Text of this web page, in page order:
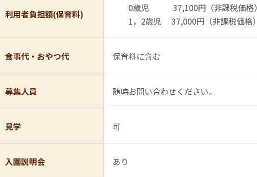
利用者負担額(保育料)
0歳児 37,100円（非課税価格）
1，2歳児 37,000円（非課税価格）
食事代・おやつ代 保育料に含む
募集人員 随時お問い合わせください。
見学 可
入園説明会 あり